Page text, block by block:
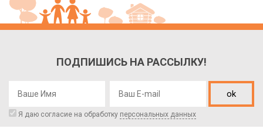
ПОДПИШИСЬ НА РАССЫЛКУ!
ok
Я даю согласие на обработку персональных данных